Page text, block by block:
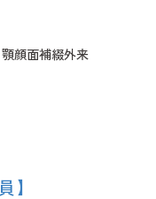
顔面補綴外来
】